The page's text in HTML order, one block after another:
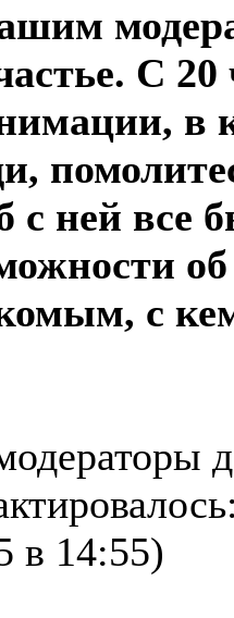
С
в
с ней все
с
в 14:55)